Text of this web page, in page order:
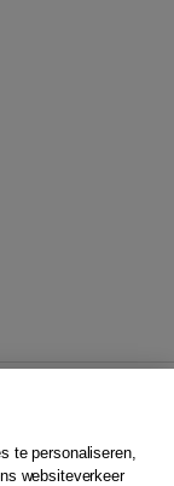
te personaliseren,
websiteverkeer